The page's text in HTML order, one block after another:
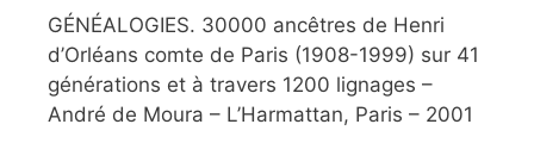
GÉNÉALOGIES. 30000 ancêtres de Henri
d’Orléans comte de Paris (1908-1999) sur 41
générations et à travers 1200 lignages –
André de Moura – L’Harmattan, Paris – 2001